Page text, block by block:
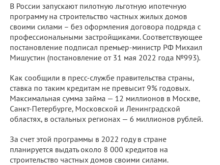
В России запускают пилотную льготную ипотечную
программу на строительство частных жилых домов
своими силами – без оформления договора подряда с
профессиональными застройщиками. Соответствующее
постановление подписал премьер-министр РФ Михаил
Мишустин (постановление от 31 мая 2022 года №993).
Как сообщили в пресс-службе правительства страны,
ставка по таким кредитам не превысит 9% годовых.
Максимальная сумма займа — 12 миллионов в Москве,
Санкт-Петербурге, Московской и Ленинградской
областях, в остальных регионах — 6 миллионов рублей.
За счет этой программы в 2022 году в стране
планируется выдать около 8 000 кредитов на
строительство частных домов своими силами.